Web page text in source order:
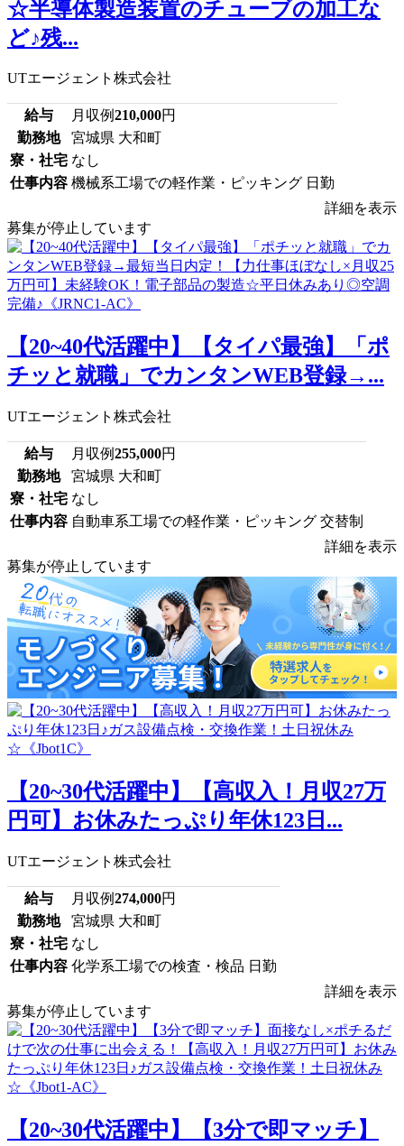
☆半導体製造装置のチューブの加工な
ど♪残...
UTエージェント株式会社
給与 月収例210,000円
勤務地
宮城県 大和町
寮・社宅 なし
仕事内容 機械系工場での軽作業・ピッキング 日勤
詳細を表示
募集が停止しています
【20~40代活躍中】【タイパ最強】「ポ
チッと就職」でカンタンWEB登録→...
UTエージェント株式会社
給与 月収例255,000円
勤務地
宮城県 大和町
寮・社宅 なし
仕事内容 自動車系工場での軽作業・ピッキング 交替制
詳細を表示
募集が停止しています
【20~30代活躍中】【高収入！月収27万
円可】お休みたっぷり年休123日...
UTエージェント株式会社
給与 月収例274,000円
勤務地
宮城県 大和町
寮・社宅 なし
仕事内容 化学系工場での検査・検品 日勤
詳細を表示
募集が停止しています
【20~30代活躍中】【3分で即マッチ】